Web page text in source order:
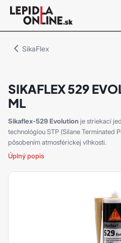
Priemyselné
lepidlá
SikaFlex
SIKAFLEX 529
ML
Sikaflex-529 Evolution je striekací
technológiou STP (Silane Terminated
pôsobením atmosférickej vlhkosti.
Úplný popis